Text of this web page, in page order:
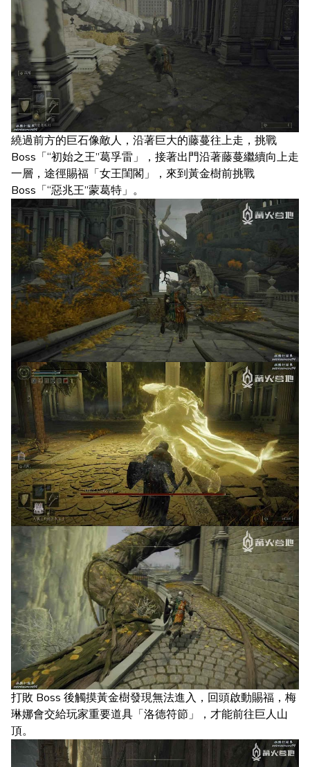
繞過前方的巨石像敵人，沿著巨大的藤蔓往上走，挑戰
Boss「“初始之王”葛孚雷」，接著出門沿著藤蔓繼續向上走
一層，途徑賜福「女王閨閣」，來到黃金樹前挑戰
Boss「“惡兆王”蒙葛特」。
打敗 Boss 後觸摸黃金樹發現無法進入，回頭啟動賜福，梅
琳娜會交給玩家重要道具「洛德符節」，才能前往巨人山
頂。